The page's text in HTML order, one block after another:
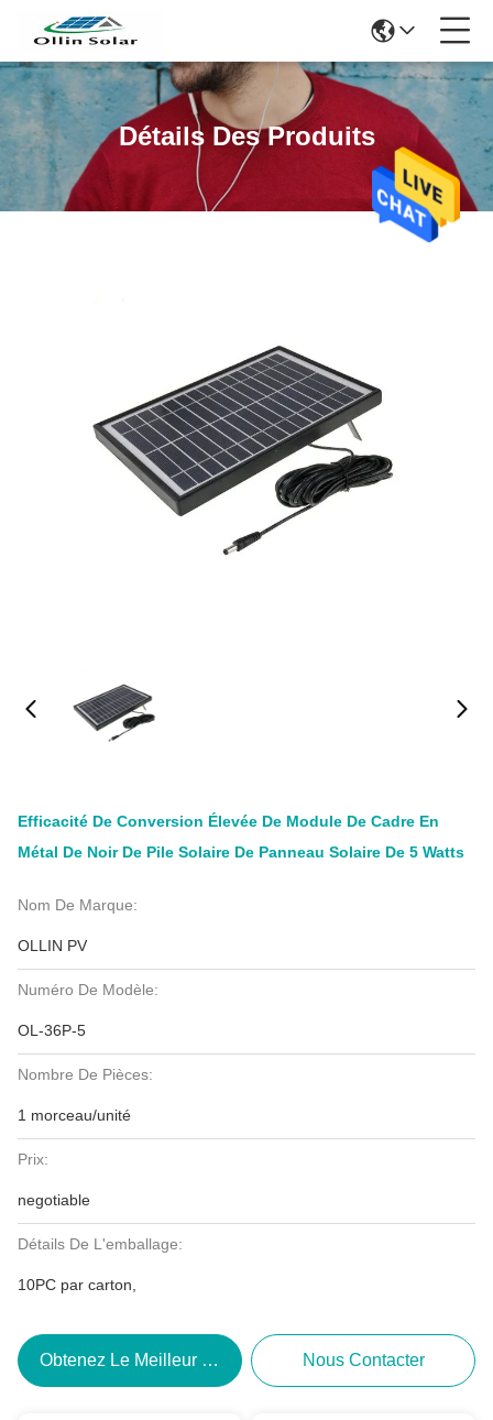
Détails Des Produits
Efficacité De Conversion Élevée De Module De Cadre En
Métal De Noir De Pile Solaire De Panneau Solaire De 5 Watts
Nom De Marque:
OLLIN PV
Numéro De Modèle:
OL-36P-5
Nombre De Pièces:
1 morceau/unité
Prix:
negotiable
Détails De L'emballage:
10PC par carton,
Obtenez Le Meilleur Prix Nous Contacter